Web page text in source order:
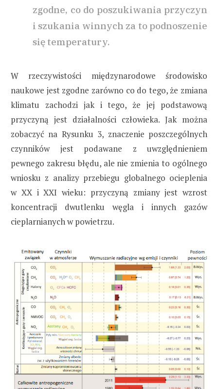
zgodne, co do poszukiwania przyczyn
i szukania winnych za to podnoszenie
się temperatury.
W rzeczywistości międzynarodowe środowisko
naukowe jest zgodne zarówno co do tego, że zmiana
klimatu zachodzi jak i tego, że jej podstawową
przyczyną jest działalności człowieka. Jak można
zobaczyć na Rysunku 3, znaczenie poszczególnych
czynników jest podawane z uwzględnieniem
pewnego zakresu błędu, ale nie zmienia to ogólnego
wniosku z analizy przebiegu globalnego ocieplenia
w XX i XXI wieku: przyczyną zmiany jest wzrost
koncentracji dwutlenku węgla i innych gazów
cieplarnianych w powietrzu.